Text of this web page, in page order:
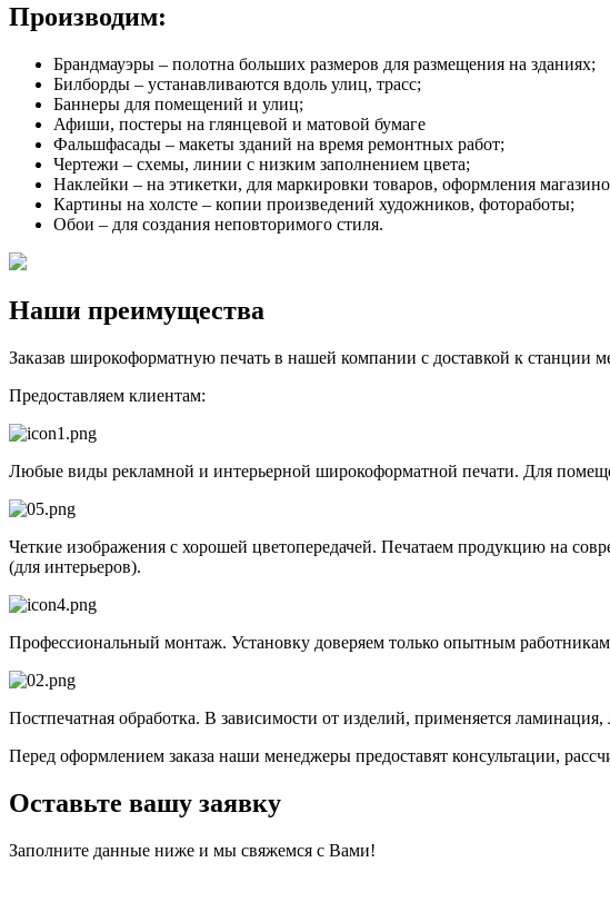
Производим:
Брандмауэры – полотна больших размеров для размещения на зданиях;
Билборды – устанавливаются вдоль улиц, трасс;
Баннеры для помещений и улиц;
Афиши, постеры на глянцевой и матовой бумаге
Фальшфасады – макеты зданий на время ремонтных работ;
Чертежи – схемы, линии с низким заполнением цвета;
Наклейки – на этикетки, для маркировки товаров, оформления
Картины на холсте – копии произведений художников, фотоработы;
Обои – для создания неповторимого стиля.
Наши преимущества
Заказав широкоформатную печать в нашей компании с доставкой к станции
Предоставляем клиентам:
Любые виды рекламной и интерьерной широкоформатной печати. Для
Четкие изображения с хорошей цветопередачей. Печатаем продукцию на
(для интерьеров).
Профессиональный монтаж. Установку доверяем только опытным
Постпечатная обработка. В зависимости от изделий, применяется
Перед оформлением заказа наши менеджеры предоставят консультации,
Оставьте вашу заявку
Заполните данные ниже и мы свяжемся с Вами!